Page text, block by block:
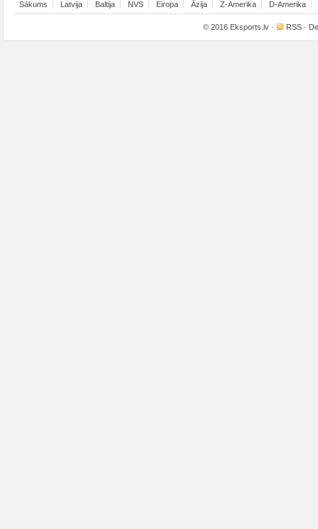
Sākums Latvija Baltija NVS Eiropa Āzija Z-Amerika D-Amerika
© 2016 Eksports.lv · RSS ·